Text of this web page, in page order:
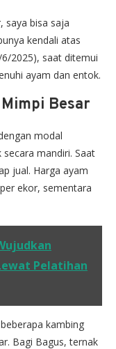
saya bisa saja
kendali atas
2025), saat ditemui
ayam dan entok.
Besar
modal
mandiri. Saat
jual. Harga ayam
ekor, sementara
Pelatihan
kambing
Bagi Bagus, ternak